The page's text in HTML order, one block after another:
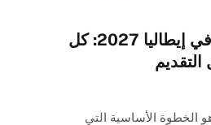
دليل تصريح الإقامة في إيطاليا 2027: كل
الخطوة الأساسية التي